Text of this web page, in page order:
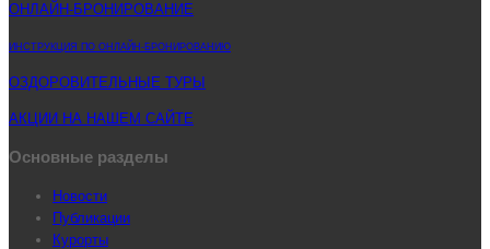
ОНЛАЙН-БРОНИРОВАНИЕ
ИНСТРУКЦИЯ ПО ОНЛАЙН-БРОНИРОВАНИЮ
ОЗДОРОВИТЕЛЬНЫЕ ТУРЫ
АКЦИИ НА НАШЕМ САЙТЕ
Основные разделы
Новости
Публикации
Курорты